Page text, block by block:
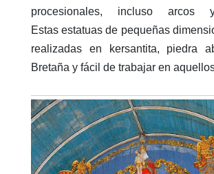
procesionales, incluso arcos
Estas estatuas de pequeñas
realizadas en kersantita, piedra
Bretaña y fácil de trabajar en